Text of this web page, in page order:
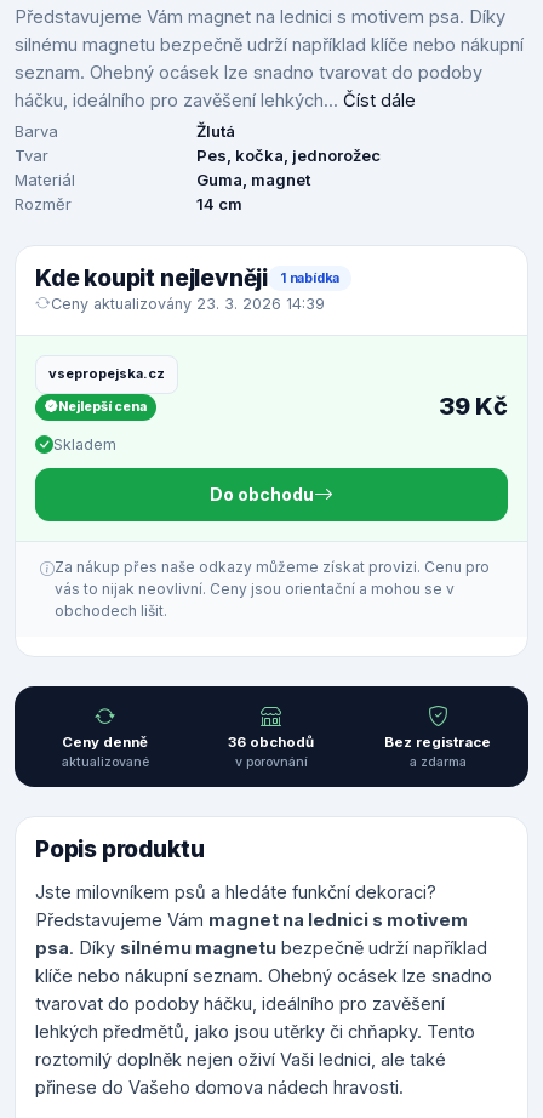
Představujeme Vám magnet na lednici s motivem psa. Díky
silnému magnetu bezpečně udrží například klíče nebo nákupní
seznam. Ohebný ocásek lze snadno tvarovat do podoby
háčku, ideálního pro zavěšení lehkých... Číst dále
Barva
Žlutá
Tvar
Pes, kočka, jednorožec
Materiál
Guma, magnet
Rozměr
14 cm
Kde koupit nejlevněji 1 nabídka
Ceny aktualizovány 23. 3. 2026 14:39
vsepropejska.cz
Nejlepší cena
Skladem
39 Kč
Do obchodu
Za nákup přes naše odkazy můžeme získat provizi. Cenu pro
vás to nijak neovlivní. Ceny jsou orientační a mohou se v
obchodech lišit.
Ceny denně
aktualizované
36 obchodů
v porovnání
Bez registrace
a zdarma
Popis produktu
Jste milovníkem psů a hledáte funkční dekoraci?
Představujeme Vám magnet na lednici s motivem
psa. Díky silnému magnetu bezpečně udrží například
klíče nebo nákupní seznam. Ohebný ocásek lze snadno
tvarovat do podoby háčku, ideálního pro zavěšení
lehkých předmětů, jako jsou utěrky či chňapky. Tento
roztomilý doplněk nejen oživí Vaši lednici, ale také
přinese do Vašeho domova nádech hravosti.